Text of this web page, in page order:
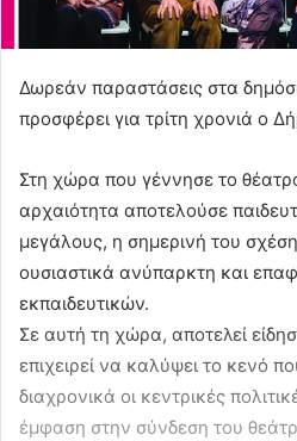
Δωρεάν παραστάσεις στα
προσφέρει για τρίτη χρονιά ο
Στη χώρα που γέννησε το
αρχαιότητα αποτελούσε
μεγάλους, η σημερινή του
ουσιαστικά ανύπαρκτη και
εκπαιδευτικών.
Σε αυτή τη χώρα, αποτελεί
επιχειρεί να καλύψει το κενό
διαχρονικά οι κεντρικές
έμφαση στην σύνδεση του